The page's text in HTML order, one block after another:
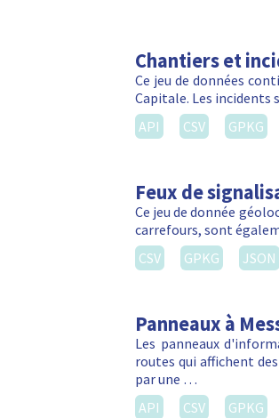
Chantiers et
Ce jeu de données
Capitale. Les
API
CSV GPKG
Feux de
Ce jeu de donnée
carrefours, sont
CSV
GPKG JSON
Panneaux à
Les panneaux
routes qui affichent
par une …
API
CSV GPKG